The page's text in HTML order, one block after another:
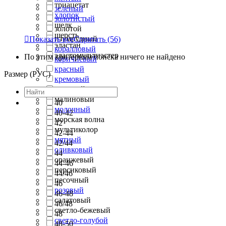
триацетат
хлопок
шелк
шерсть
эластан
эластомультиэстер
зеленый
золотистый
золотой
изумрудный
коралловый
коричневый
красный
кремовый
лиловый
малиновый
молочный
морская волна
мультиколор
мятный
оливковый
оранжевый
персиковый
песочный
розовый
салатовый
светло-бежевый
светло-голубой
Показать всеСпрятать (56)
По этим критериям поиска ничего не найдено
Размер (РУС)
40
40-42
42
42-44
42/44
44
44-46
44/46
46
46-48
46/48
48
48-50